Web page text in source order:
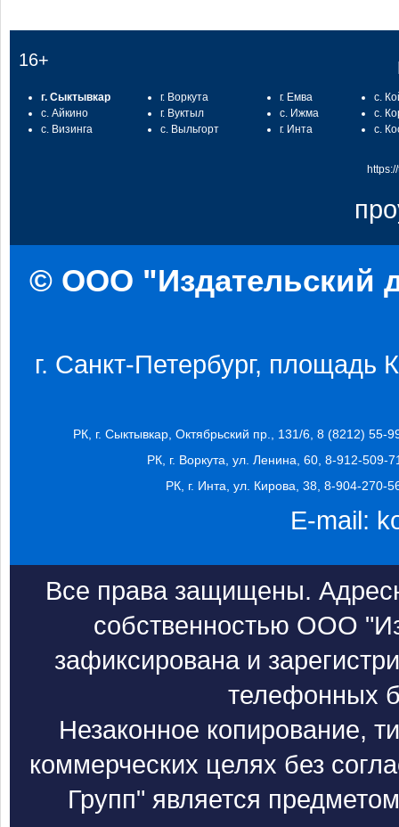
16+
г. Сыктывкар
с. Айкино
с. Визинга
г. Воркута
г. Вуктыл
с. Выльгорт
г. Емва
с. Ижма
г. Инта
с.
с.
с.
© ООО "Издательский
г. Санкт-Петербург, площадь
РК, г. Сыктывкар, Октябрьский пр., 131/6, 8 (8212) 55-
РК, г. Воркута, ул. Ленина, 60, 8-912-509-
РК, г. Инта, ул. Кирова, 38, 8-904-270-
E-mail:
Все права защищены.
собственностью ООО
зафиксирована и
телефонных
Незаконное копирование,
коммерческих целях без
Групп" является